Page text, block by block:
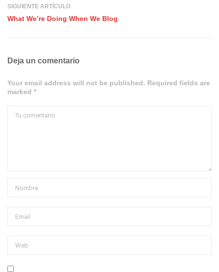
SIGUIENTE ARTÍCULO
What We’re Doing When We Blog
Deja un comentario
Your email address will not be published. Required fields are
marked *